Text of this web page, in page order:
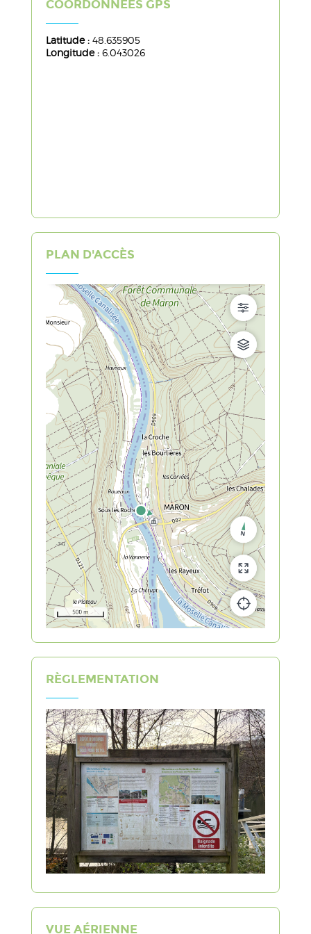
COORDONNÉES GPS
Latitude : 48.635905
Longitude : 6.043026
PLAN D'ACCÈS
RÈGLEMENTATION
VUE AÉRIENNE